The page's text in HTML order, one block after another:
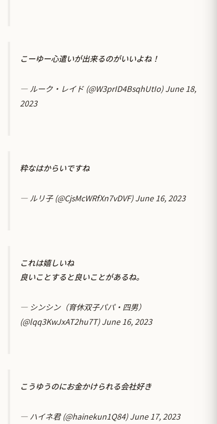
こーゆー心遣いが出来るのがいいよね！
— ルーク・レイド (@W3prID4BsqhUtIo)June 18,
2023
粋なはからいですね
— ルリ子 (@CjsMcWRfXn7vDVF)June 16, 2023
これは嬉しいね
良いことすると良いことがあるね。
— シンシン（育休双子パパ・四男）
(@lqq3KwJxAT2hu7T)June 16, 2023
こうゆうのにお金かけられる会社好き
— ハイネ君 (@hainekun1Q84)June 17, 2023